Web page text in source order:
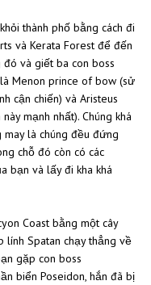
thành phố bằng cách đi
và Kerata Forest để đến
và giết ba con boss
Menon prince of bow (sử
cận chiến) và Aristeus
mạnh nhất). Chúng khá
may là chúng đều đứng
chỗ đó còn có các
bạn và lấy đi kha khá
Coast bằng một cây
lính Spatan chạy thẳng về
gặp con boss
biển Poseidon, hắn đã bị